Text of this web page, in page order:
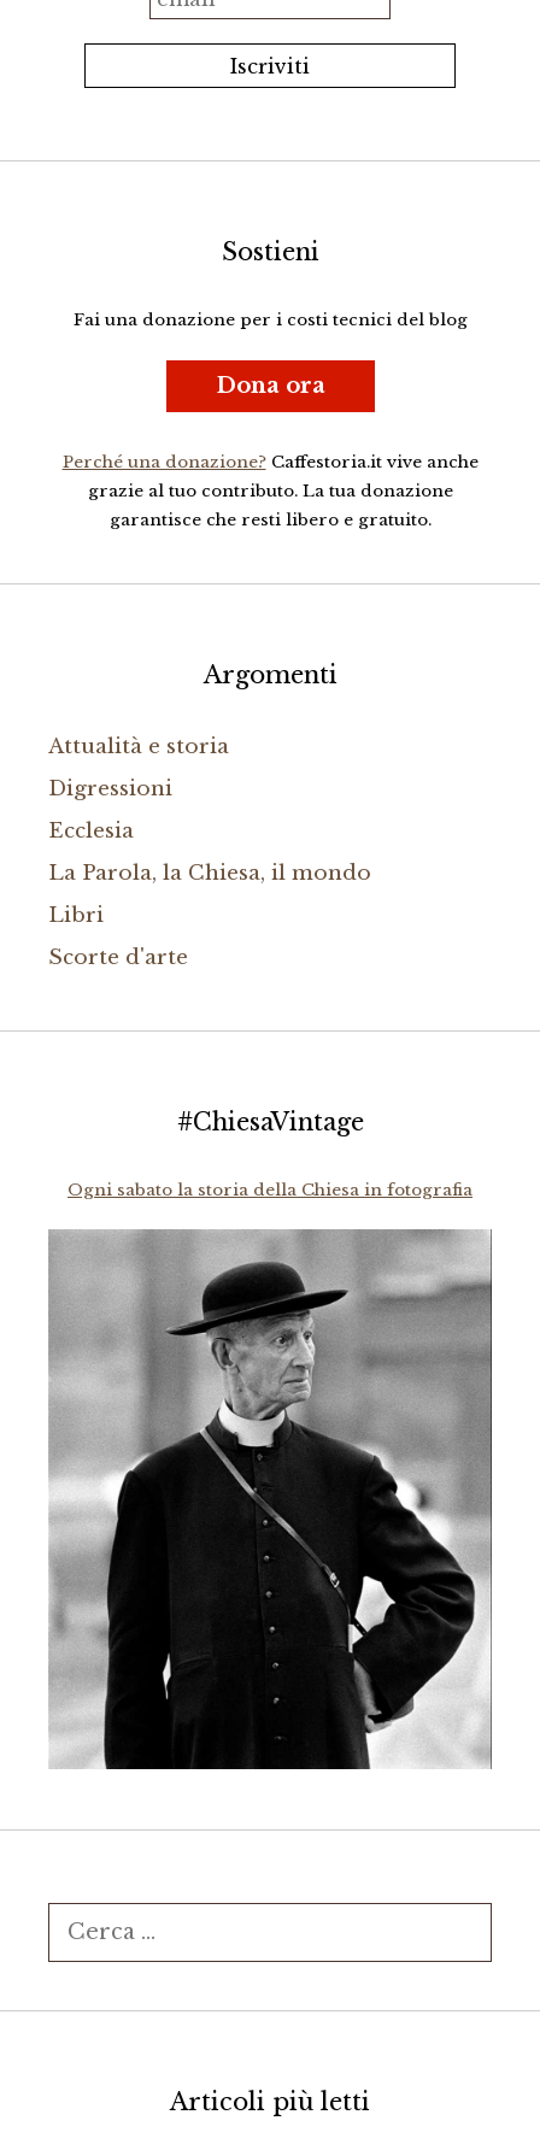
Sostieni
Fai una donazione per i costi tecnici del blog
Dona ora
Perché una donazione?Caffestoria.it vive anche
grazie al tuo contributo. La tua donazione
garantisce che resti libero e gratuito.
Argomenti
Attualità e storia
Digressioni
Ecclesia
La Parola, la Chiesa, il mondo
Libri
Scorte d'arte
#ChiesaVintage
Ogni sabato la storia della Chiesa in fotografia
Ricerca
per:
Articoli più letti